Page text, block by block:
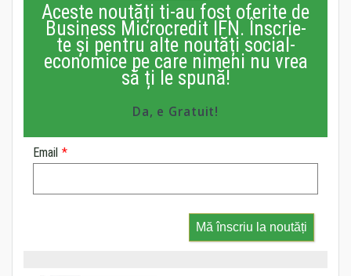
Aceste noutăți ti-au fost oferite de
Business Microcredit IFN. Înscrie-
te și pentru alte noutăți social-
economice pe care nimeni nu vrea
să ți le spună!
Da, e Gratuit!
Email *
Mă înscriu la noutăți